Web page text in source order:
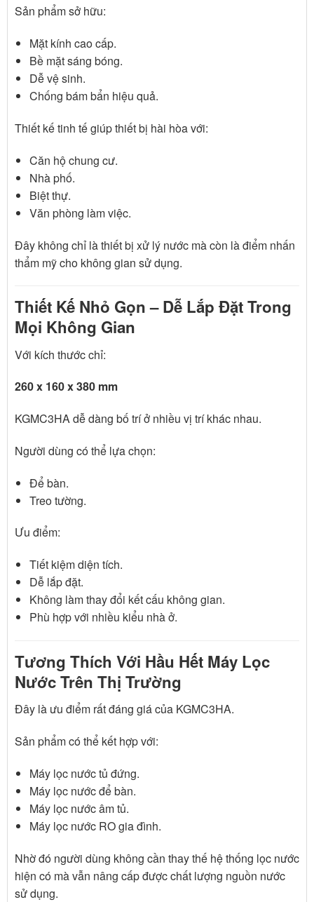
Sản phẩm sở hữu:
Mặt kính cao cấp.
Bề mặt sáng bóng.
Dễ vệ sinh.
Chống bám bẩn hiệu quả.
Thiết kế tinh tế giúp thiết bị hài hòa với:
Căn hộ chung cư.
Nhà phố.
Biệt thự.
Văn phòng làm việc.
Đây không chỉ là thiết bị xử lý nước mà còn là điểm nhấn
thẩm mỹ cho không gian sử dụng.
Thiết Kế Nhỏ Gọn – Dễ Lắp Đặt Trong
Mọi Không Gian
Với kích thước chỉ:
260 x 160 x 380 mm
KGMC3HA dễ dàng bố trí ở nhiều vị trí khác nhau.
Người dùng có thể lựa chọn:
Để bàn.
Treo tường.
Ưu điểm:
Tiết kiệm diện tích.
Dễ lắp đặt.
Không làm thay đổi kết cấu không gian.
Phù hợp với nhiều kiểu nhà ở.
Tương Thích Với Hầu Hết Máy Lọc
Nước Trên Thị Trường
Đây là ưu điểm rất đáng giá của KGMC3HA.
Sản phẩm có thể kết hợp với:
Máy lọc nước tủ đứng.
Máy lọc nước để bàn.
Máy lọc nước âm tủ.
Máy lọc nước RO gia đình.
Nhờ đó người dùng không cần thay thế hệ thống lọc nước
hiện có mà vẫn nâng cấp được chất lượng nguồn nước
sử dụng.